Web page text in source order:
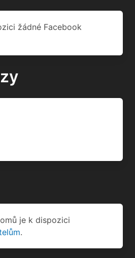
žádné Facebook
je k dispozici
.